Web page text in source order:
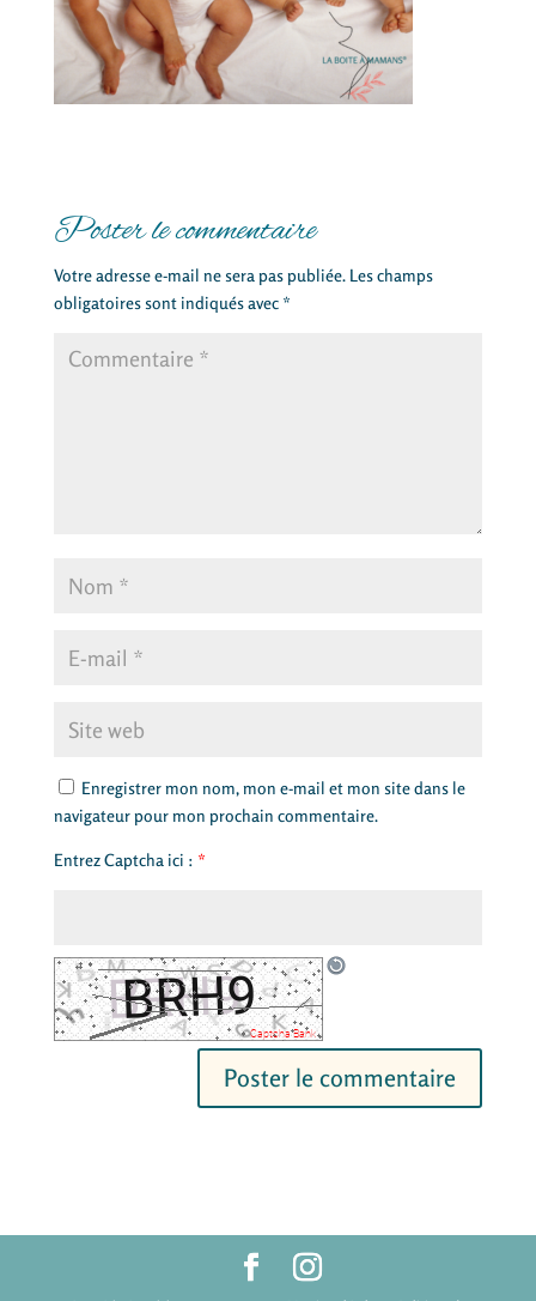
Poster le commentaire
Votre adresse e-mail ne sera pas publiée. Les champs
obligatoires sont indiqués avec *
Enregistrer mon nom, mon e-mail et mon site dans le
navigateur pour mon prochain commentaire.
Entrez Captcha ici : *